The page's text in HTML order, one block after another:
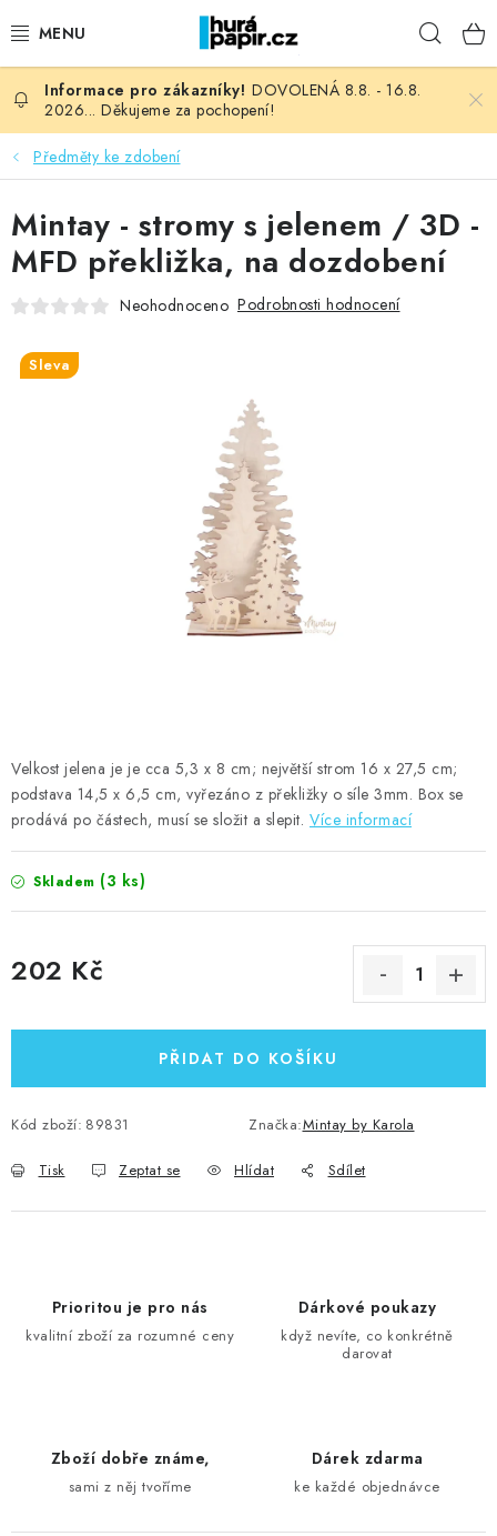
na
NOVINKY
HURÁ DÍLNA
VŠECHNO ZBOŽÍ
KNIHAŘSKÝ MATERIÁL
OBLÍBENÉ ♥️
Moje objednávka
Oblíbené ♥️
DOVOLENÁ 8.8. - 16.8.
2026... Děkujeme za pochopení!
Předměty ke zdobení
Velkost jelena je je cca 5,3 x 8 cm; největší strom 16 x 27,5 cm;
podstava 14,5 x 6,5 cm, vyřezáno z překližky o síle 3mm. Box se
prodává po částech, musí se složit a slepit. Více informací
Skladem (3 ks)
202 Kč
PŘIDAT DO KOŠÍKU
Kód zboží: 89831 Značka:Mintay by Karola
Tisk Zeptat se Hlídat Sdílet
Mintay - stromy s jelenem / 3D -
MFD překližka, na dozdobení
Neohodnoceno Podrobnosti hodnocení
Sleva
Prioritou je pro nás
kvalitní zboží za rozumné ceny
Dárkové poukazy
když nevíte, co konkrétně
darovat
Zboží dobře známe,
sami z něj tvoříme
Dárek zdarma
ke každé objednávce